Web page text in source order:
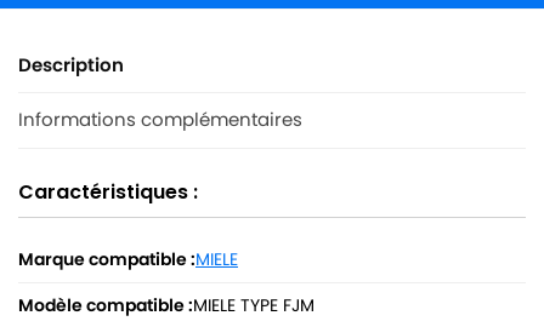
Description
Informations complémentaires
Caractéristiques :
Marque compatible :MIELE
Modèle compatible :MIELE TYPE FJM